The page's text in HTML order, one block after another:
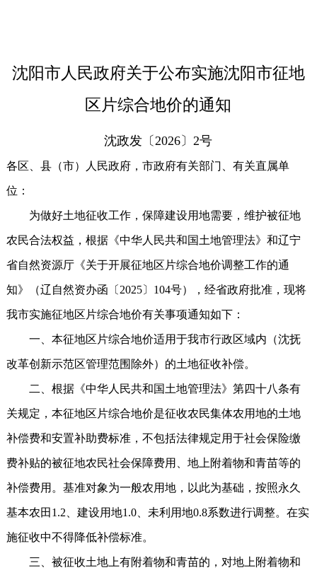
沈阳市人民政府关于公布实施沈阳市征地
区片综合地价的通知
沈政发〔2026〕2号
各区、县（市）人民政府，市政府有关部门、有关直属单
位：
为做好土地征收工作，保障建设用地需要，维护被征地
农民合法权益，根据《中华人民共和国土地管理法》和辽宁
省自然资源厅《关于开展征地区片综合地价调整工作的通
知》（辽自然资办函〔2025〕104号），经省政府批准，现将
我市实施征地区片综合地价有关事项通知如下：
一、本征地区片综合地价适用于我市行政区域内（沈抚
改革创新示范区管理范围除外）的土地征收补偿。
二、根据《中华人民共和国土地管理法》第四十八条有
关规定，本征地区片综合地价是征收农民集体农用地的土地
补偿费和安置补助费标准，不包括法律规定用于社会保险缴
费补贴的被征地农民社会保障费用、地上附着物和青苗等的
补偿费用。基准对象为一般农用地，以此为基础，按照永久
基本农田1.2、建设用地1.0、未利用地0.8系数进行调整。在实
施征收中不得降低补偿标准。
三、被征收土地上有附着物和青苗的，对地上附着物和